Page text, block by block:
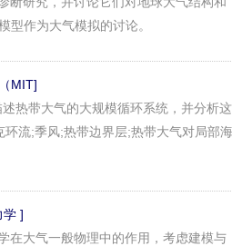
型作为大气模拟的讨论。
MIT]
热带大气的大规模循环系统，并分析这
流;季风;热带边界层;热带大气对局部海
学 ]
在大气一般物理中的作用，考虑建模与